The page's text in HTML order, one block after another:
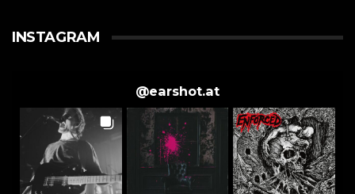
INSTAGRAM
@earshot.at